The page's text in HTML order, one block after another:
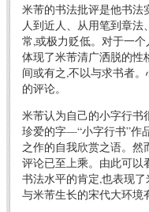
米芾的书法批评是他书法
人到近人、从用笔到章
常,或极力贬低。对于一
体现了米芾清广洒脱的性
间或有之,不以与求书者
的评论。
米芾认为自己的小字行书
珍爱的字—“小字行书”作
之作的自我欣赏之语。然
评论已至上乘。由此可以
书法水平的肯定,也表现
与米芾生长的宋代大环境